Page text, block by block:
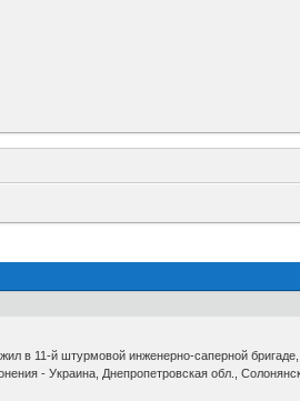
в 11-й штурмовой инженерно-саперной
- Украина, Днепропетровская обл.,